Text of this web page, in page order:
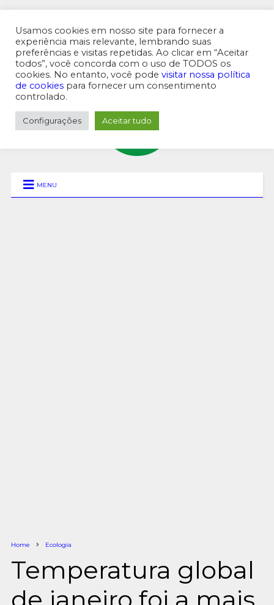
MENU SUPERIOR
MENU
Home Ecologia
Temperatura global
Usamos cookies em nosso site para fornecer a
experiência mais relevante, lembrando suas
preferências e visitas repetidas. Ao clicar em “Aceitar
todos”, você concorda com o uso de TODOS os
cookies. No entanto, você pode visitar nossa política
de cookies para fornecer um consentimento
controlado.
Configurações Aceitar tudo